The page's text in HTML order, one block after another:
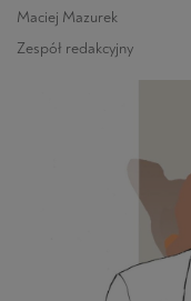
Maciej Mazurek
Zespół redakcyjny